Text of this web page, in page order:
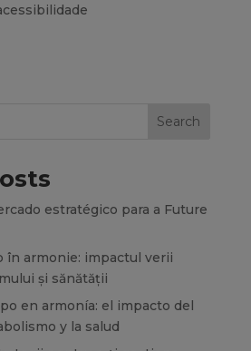
Search
estratégico para a Future
în armonie: impactul verii
și sănătății
en armonía: el impacto del
y la salud